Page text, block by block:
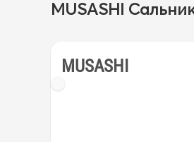
MUSASHI
MUSASHI